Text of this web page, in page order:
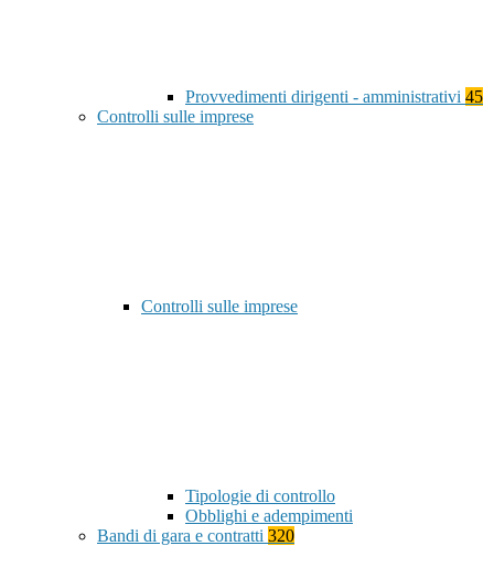
Provvedimenti dirigenti - amministrativi 45
Controlli sulle imprese
Controlli sulle imprese
Tipologie di controllo
Obblighi e adempimenti
Bandi di gara e contratti 320